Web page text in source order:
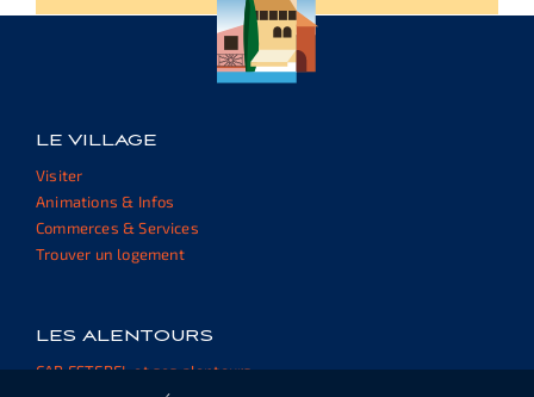
LE VILLAGE
Visiter
Animations & Infos
Commerces & Services
Trouver un logement
LES ALENTOURS
CAP ESTEREL et ses alentours